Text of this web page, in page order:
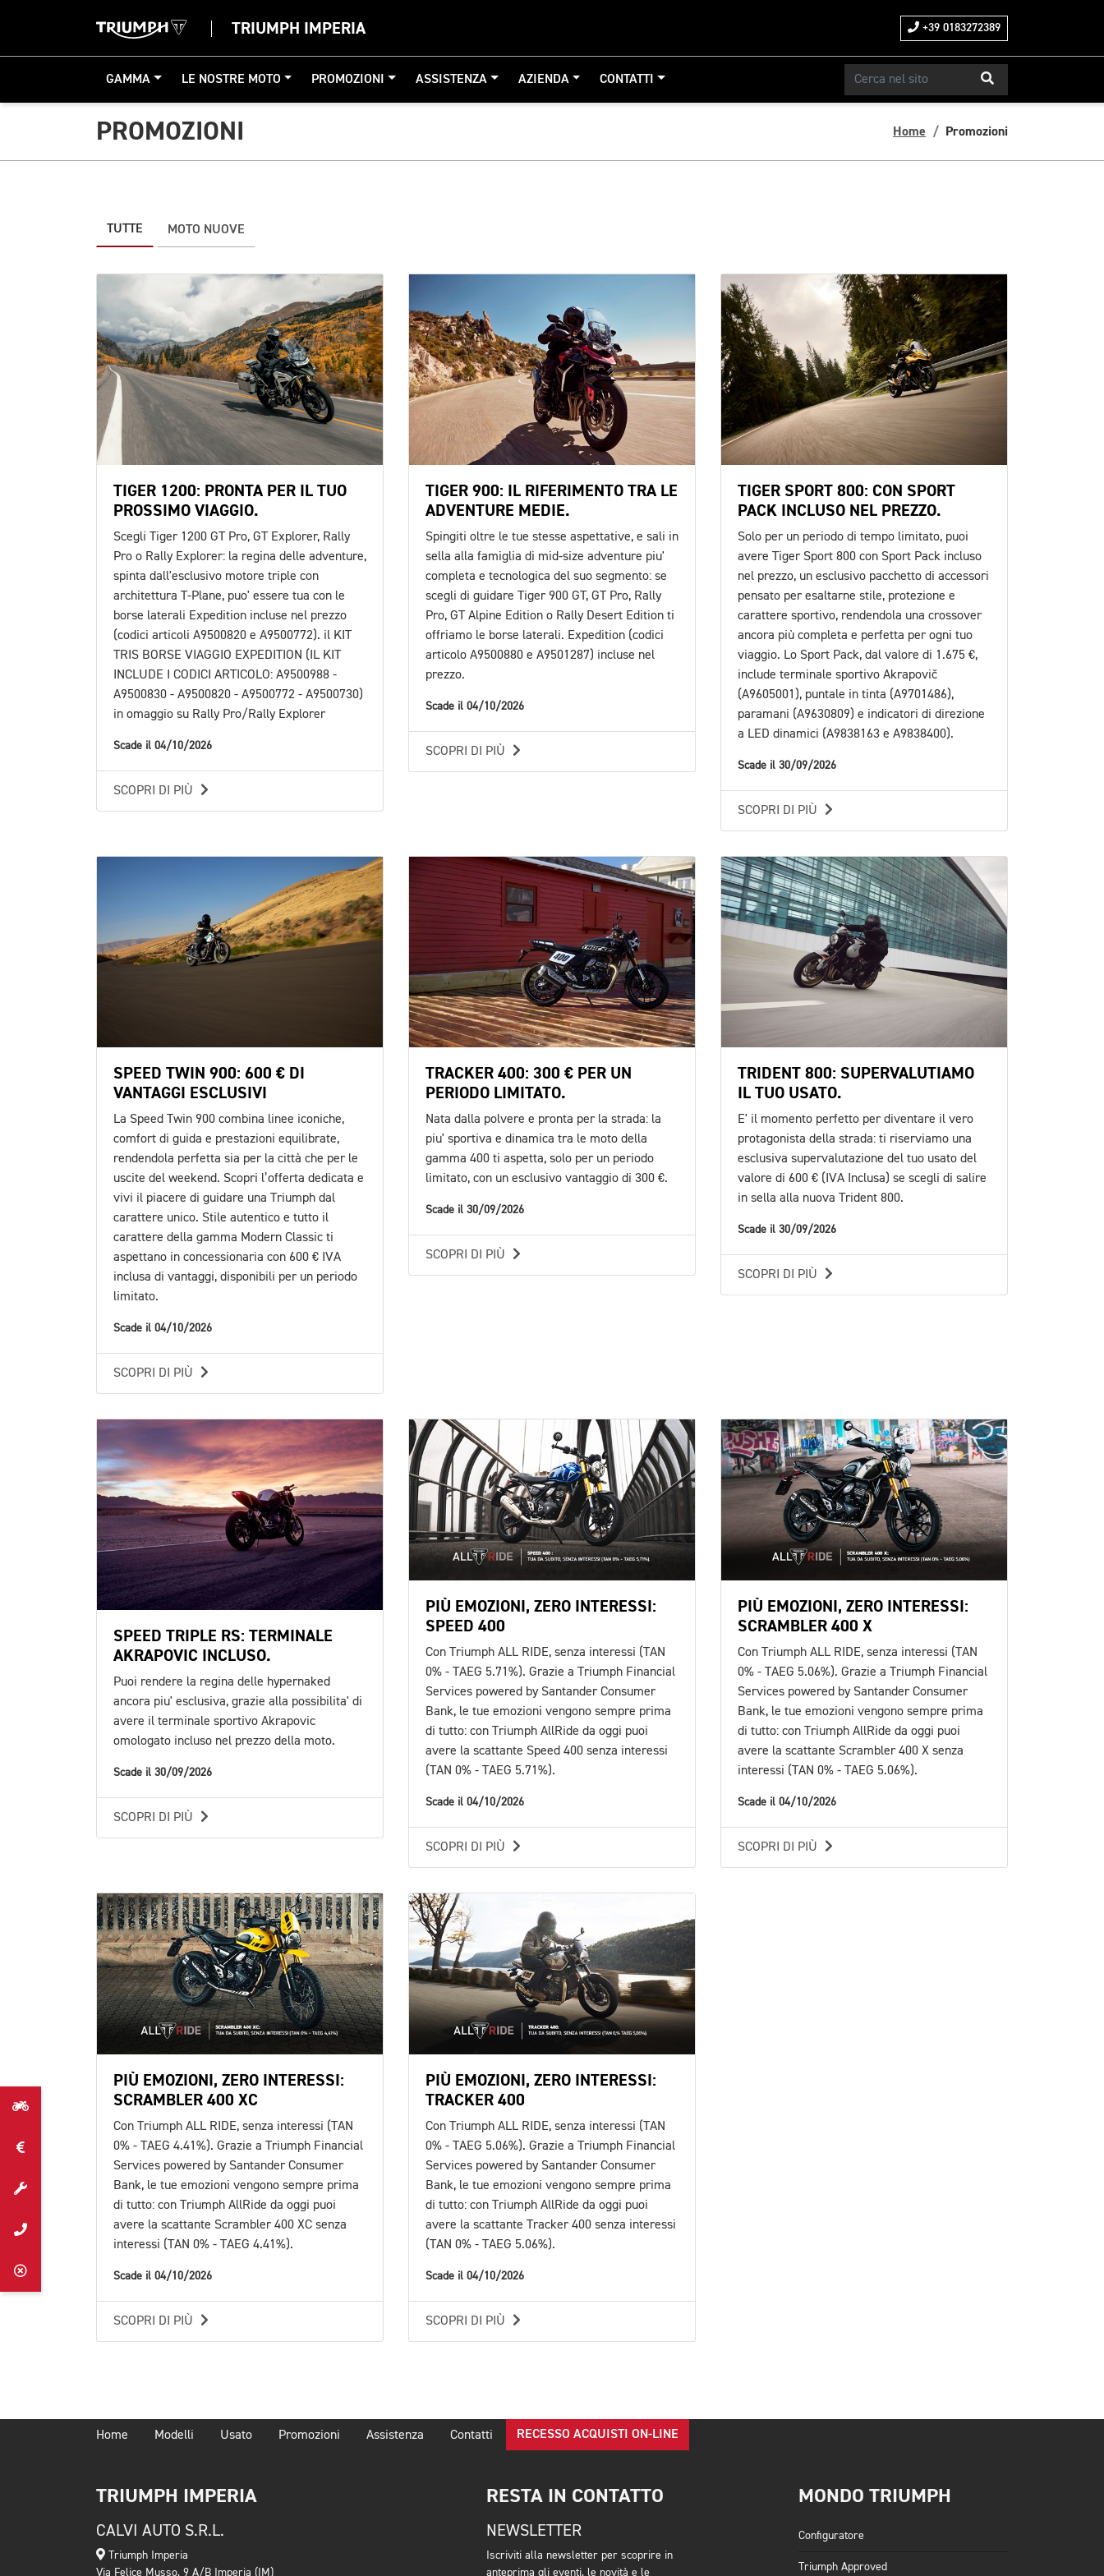
TRIUMPH IMPERIA +39 0183272389
GAMMA LE NOSTRE MOTO PROMOZIONI ASSISTENZA AZIENDA CONTATTI
PROMOZIONI Home Promozioni
TUTTE MOTO NUOVE
TIGER 1200: PRONTA PER IL TUO
PROSSIMO VIAGGIO.
Scegli Tiger 1200 GT Pro, GT Explorer, Rally
Pro o Rally Explorer: la regina delle adventure,
spinta dall'esclusivo motore triple con
architettura T-Plane, puo' essere tua con le
borse laterali Expedition incluse nel prezzo
(codici articoli A9500820 e A9500772). il KIT
TRIS BORSE VIAGGIO EXPEDITION (IL KIT
INCLUDE I CODICI ARTICOLO: A9500988 -
A9500830 - A9500820 - A9500772 - A9500730)
in omaggio su Rally Pro/Rally Explorer
Scade il 04/10/2026
SCOPRI DI PIÙ
TIGER 900: IL RIFERIMENTO TRA LE
ADVENTURE MEDIE.
Spingiti oltre le tue stesse aspettative, e sali in
sella alla famiglia di mid-size adventure piu'
completa e tecnologica del suo segmento: se
scegli di guidare Tiger 900 GT, GT Pro, Rally
Pro, GT Alpine Edition o Rally Desert Edition ti
offriamo le borse laterali. Expedition (codici
articolo A9500880 e A9501287) incluse nel
prezzo.
Scade il 04/10/2026
SCOPRI DI PIÙ
TIGER SPORT 800: CON SPORT
PACK INCLUSO NEL PREZZO.
Solo per un periodo di tempo limitato, puoi
avere Tiger Sport 800 con Sport Pack incluso
nel prezzo, un esclusivo pacchetto di accessori
pensato per esaltarne stile, protezione e
carattere sportivo, rendendola una crossover
ancora più completa e perfetta per ogni tuo
viaggio. Lo Sport Pack, dal valore di 1.675 €,
include terminale sportivo Akrapovič
(A9605001), puntale in tinta (A9701486),
paramani (A9630809) e indicatori di direzione
a LED dinamici (A9838163 e A9838400).
Scade il 30/09/2026
SCOPRI DI PIÙ
SPEED TWIN 900: 600 € DI
VANTAGGI ESCLUSIVI
La Speed Twin 900 combina linee iconiche,
comfort di guida e prestazioni equilibrate,
rendendola perfetta sia per la città che per le
uscite del weekend. Scopri l’offerta dedicata e
vivi il piacere di guidare una Triumph dal
carattere unico. Stile autentico e tutto il
carattere della gamma Modern Classic ti
aspettano in concessionaria con 600 € IVA
inclusa di vantaggi, disponibili per un periodo
limitato.
Scade il 04/10/2026
SCOPRI DI PIÙ
TRACKER 400: 300 € PER UN
PERIODO LIMITATO.
Nata dalla polvere e pronta per la strada: la
piu' sportiva e dinamica tra le moto della
gamma 400 ti aspetta, solo per un periodo
limitato, con un esclusivo vantaggio di 300 €.
Scade il 30/09/2026
SCOPRI DI PIÙ
TRIDENT 800: SUPERVALUTIAMO
IL TUO USATO.
E' il momento perfetto per diventare il vero
protagonista della strada: ti riserviamo una
esclusiva supervalutazione del tuo usato del
valore di 600 € (IVA Inclusa) se scegli di salire
in sella alla nuova Trident 800.
Scade il 30/09/2026
SCOPRI DI PIÙ
SPEED TRIPLE RS: TERMINALE
AKRAPOVIC INCLUSO.
Puoi rendere la regina delle hypernaked
ancora piu' esclusiva, grazie alla possibilita' di
avere il terminale sportivo Akrapovic
omologato incluso nel prezzo della moto.
Scade il 30/09/2026
SCOPRI DI PIÙ
PIÙ EMOZIONI, ZERO INTERESSI:
SPEED 400
Con Triumph ALL RIDE, senza interessi (TAN
0% - TAEG 5.71%). Grazie a Triumph Financial
Services powered by Santander Consumer
Bank, le tue emozioni vengono sempre prima
di tutto: con Triumph AllRide da oggi puoi
avere la scattante Speed 400 senza interessi
(TAN 0% - TAEG 5.71%).
Scade il 04/10/2026
SCOPRI DI PIÙ
PIÙ EMOZIONI, ZERO INTERESSI:
SCRAMBLER 400 X
Con Triumph ALL RIDE, senza interessi (TAN
0% - TAEG 5.06%). Grazie a Triumph Financial
Services powered by Santander Consumer
Bank, le tue emozioni vengono sempre prima
di tutto: con Triumph AllRide da oggi puoi
avere la scattante Scrambler 400 X senza
interessi (TAN 0% - TAEG 5.06%).
Scade il 04/10/2026
SCOPRI DI PIÙ
PIÙ EMOZIONI, ZERO INTERESSI:
SCRAMBLER 400 XC
Con Triumph ALL RIDE, senza interessi (TAN
0% - TAEG 4.41%). Grazie a Triumph Financial
Services powered by Santander Consumer
Bank, le tue emozioni vengono sempre prima
di tutto: con Triumph AllRide da oggi puoi
avere la scattante Scrambler 400 XC senza
interessi (TAN 0% - TAEG 4.41%).
Scade il 04/10/2026
SCOPRI DI PIÙ
PIÙ EMOZIONI, ZERO INTERESSI:
TRACKER 400
Con Triumph ALL RIDE, senza interessi (TAN
0% - TAEG 5.06%). Grazie a Triumph Financial
Services powered by Santander Consumer
Bank, le tue emozioni vengono sempre prima
di tutto: con Triumph AllRide da oggi puoi
avere la scattante Tracker 400 senza interessi
(TAN 0% - TAEG 5.06%).
Scade il 04/10/2026
SCOPRI DI PIÙ
Home Modelli Usato Promozioni Assistenza Contatti RECESSO ACQUISTI ON-LINE
TRIUMPH IMPERIA
CALVI AUTO S.R.L.
Triumph Imperia
Via Felice Musso, 9 A/B Imperia (IM)
RESTA IN CONTATTO
NEWSLETTER
Iscriviti alla newsletter per scoprire in
anteprima gli eventi, le novità e le
MONDO TRIUMPH
Configuratore
Triumph Approved